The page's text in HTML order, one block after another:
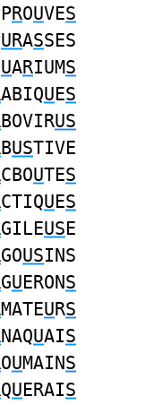
ROUVES
URASSES
UARIUMS
ABIQUES
BOVIRUS
BUSTIVE
CBOUTES
CTIQUES
GILEUSE
GOUSINS
GUERONS
MATEURS
NAQUAIS
OUMAINS
QUERAIS